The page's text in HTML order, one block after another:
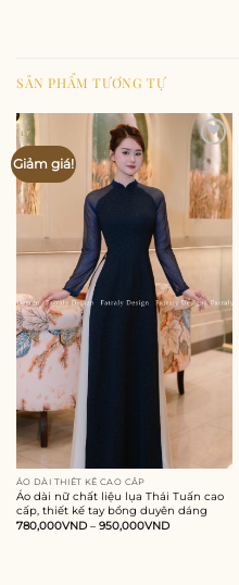
SẢN PHẨM TƯƠNG TỰ
Giảm giá!
Add to
wishlist
ÁO DÀI THIẾT KẾ CAO CẤP
Áo dài nữ chất liệu lụa Thái Tuấn cao
cấp, thiết kế tay bồng duyên dáng
780,000VND– 950,000VND